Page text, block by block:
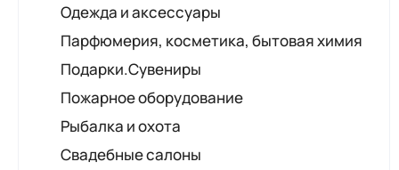
Одежда и аксессуары
Парфюмерия, косметика, бытовая химия
Подарки.Сувениры
Пожарное оборудование
Рыбалка и охота
Свадебные салоны